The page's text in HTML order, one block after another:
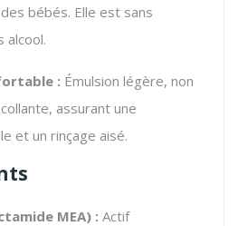
bébés. Elle est sans
alcool.
: Émulsion légère, non
assurant une
et un rinçage aisé.
MEA) : Actif